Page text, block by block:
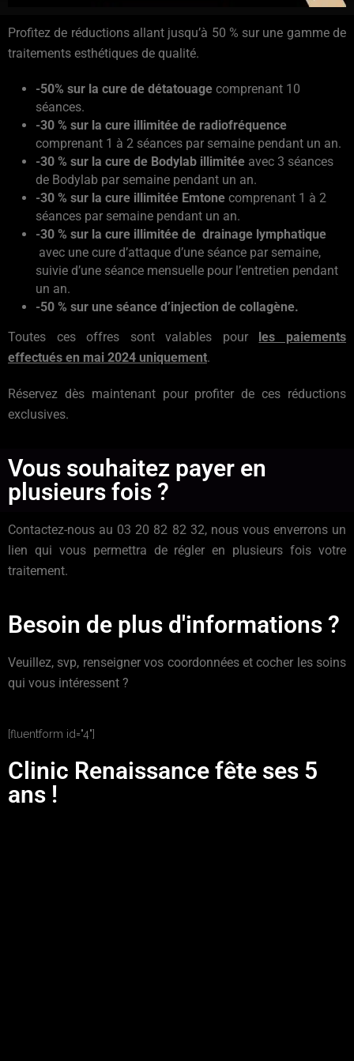
Profitez de réductions allant jusqu’à 50 % sur une gamme de
traitements esthétiques de qualité.
-50% sur la cure de détatouage comprenant 10
séances.
-30 % sur la cure illimitée de radiofréquence
comprenant 1 à 2 séances par semaine pendant un an.
-30 % sur la cure de Bodylab illimitéeavec 3 séances
de Bodylab par semaine pendant un an.
-30 % sur la cure illimitée Emtone comprenant 1 à 2
séances par semaine pendant un an.
-30 % sur la cure illimitée de drainage lymphatique
avec une cure d’attaque d’une séance par semaine,
suivie d’une séance mensuelle pour l’entretien pendant
un an.
-50 % sur une séance d’injection de collagène.
Toutes ces offres sont valables pour les paiements
effectués en mai 2024 uniquement.
Réservez dès maintenant pour profiter de ces réductions
exclusives.
Vous souhaitez payer en
plusieurs fois ?
Contactez-nous au 03 20 82 82 32, nous vous enverrons un
lien qui vous permettra de régler en plusieurs fois votre
traitement.
Besoin de plus d'informations ?
Veuillez, svp, renseigner vos coordonnées et cocher les soins
qui vous intéressent ?
[fluentform id="4"]
Clinic Renaissance fête ses 5
ans !